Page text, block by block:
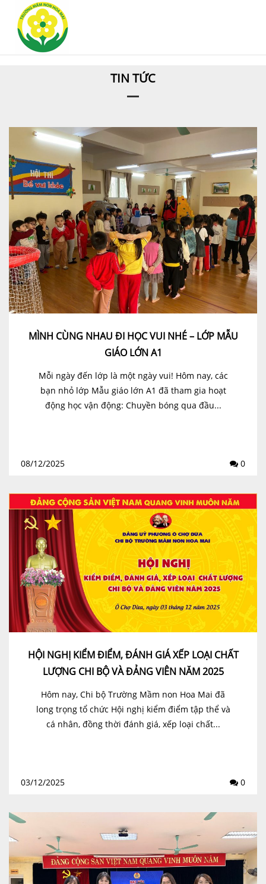
TIN TỨC
MÌNH CÙNG NHAU ĐI HỌC VUI NHÉ – LỚP MẪU
GIÁO LỚN A1
Mỗi ngày đến lớp là một ngày vui! Hôm nay, các
bạn nhỏ lớp Mẫu giáo lớn A1 đã tham gia hoạt
động học vận động: Chuyền bóng qua đầu...
08/12/2025 0
HỘI NGHỊ KIỂM ĐIỂM, ĐÁNH GIÁ XẾP LOẠI CHẤT
LƯỢNG CHI BỘ VÀ ĐẢNG VIÊN NĂM 2025
Hôm nay, Chi bộ Trường Mầm non Hoa Mai đã
long trọng tổ chức Hội nghị kiểm điểm tập thể và
cá nhân, đồng thời đánh giá, xếp loại chất...
03/12/2025 0